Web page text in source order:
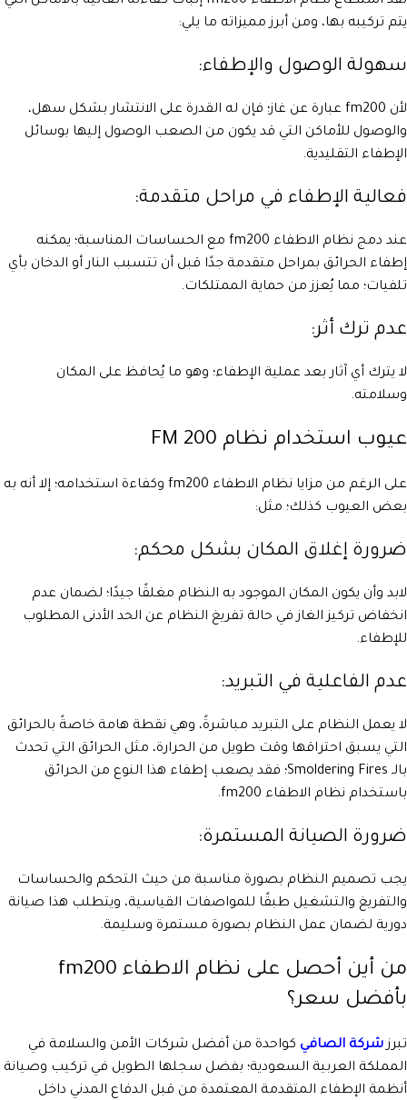
يتم تركيبه بها، ومن أبرز مميزاته ما يلي:
سهولة الوصول والإطفاء:
لأن fm200 عبارة عن غاز؛ فإن له القدرة على الانتشار بشكل سهل،
والوصول للأماكن التي قد يكون من الصعب الوصول إليها بوسائل
الإطفاء التقليدية.
فعالية الإطفاء في مراحل متقدمة:
عند دمج نظام الاطفاء fm200 مع الحساسات المناسبة؛ يمكنه
إطفاء الحرائق بمراحل متقدمة جدًا قبل أن تتسبب النار أو الدخان بأي
تلفيات؛ مما يُعزز من حماية الممتلكات.
عدم ترك أثر:
لا يترك أي آثار بعد عملية الإطفاء؛ وهو ما يُحافظ على المكان
وسلامته.
عيوب استخدام نظام FM 200
على الرغم من مزايا نظام الاطفاء fm200 وكفاءة استخدامه؛ إلا أنه به
بعض العيوب كذلك؛ مثل:
ضرورة إغلاق المكان بشكل محكم:
لابد وأن يكون المكان الموجود به النظام مغلقًا جيدًا؛ لضمان عدم
انخفاض تركيز الغاز في حالة تفريغ النظام عن الحد الأدنى المطلوب
للإطفاء.
عدم الفاعلية في التبريد:
لا يعمل النظام على التبريد مباشرةً، وهي نقطة هامة خاصةً بالحرائق
التي يسبق احتراقها وقت طويل من الحرارة، مثل الحرائق التي تحدث
بالـ Smoldering Fires؛ فقد يصعب إطفاء هذا النوع من الحرائق
باستخدام نظام الاطفاء fm200.
ضرورة الصيانة المستمرة:
يجب تصميم النظام بصورة مناسبة من حيث التحكم والحساسات
والتفريغ والتشغيل طبقًا للمواصفات القياسية، ويتطلب هذا صيانة
دورية لضمان عمل النظام بصورة مستمرة وسليمة.
من أين أحصل على نظام الاطفاء fm200
بأفضل سعر؟
تبرزشركة الصافي كواحدة من أفضل شركات الأمن والسلامة في
المملكة العربية السعودية؛ بفضل سجلها الطويل في تركيب وصيانة
أنظمة الإطفاء المتقدمة المعتمدة من قبل الدفاع المدني داخل